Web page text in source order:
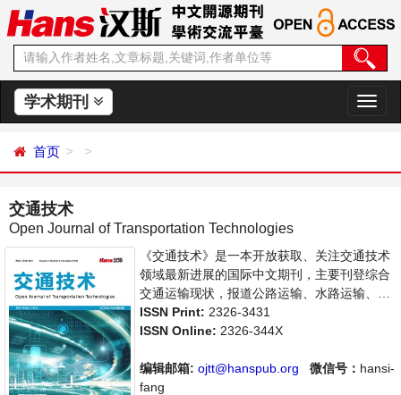
学术期刊
切
换
首页
交通技术
Open Journal of Transportation Technologies
《交通技术》是一本开放获取、关注交通技术
领域最新进展的国际中文期刊，主要刊登综合
交通运输现状，报道公路运输、水路运输、运
输工程、交通规划与管理实践方面的学术进展
和发展动态。本刊支持思想创新、学术创新，
体，旨在给世界范围内的科学家、学者、科研
人员提供一个传播、分享和讨论交通技术领域
ISSN Print: 2326-3431
ISSN Online: 2326-344X
编辑邮箱: ojtt@hanspub.org 微信号： hansi-
fang